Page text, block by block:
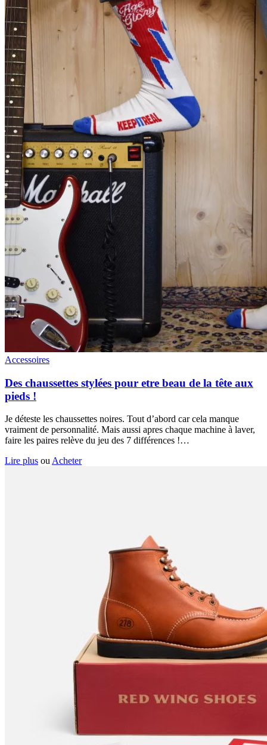
Accessoires
Des chaussettes stylées pour etre beau de la tête aux
pieds !
Je déteste les chaussettes noires. Tout d’abord car cela manque
vraiment de personnalité. Mais aussi apres chaque machine à laver,
faire les paires relève du jeu des 7 différences !…
Lire plus ou Acheter